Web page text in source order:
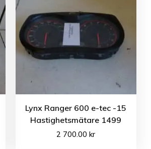
Lynx Ranger 600 e-tec -15
Hastighetsmätare 1499
2 700.00kr